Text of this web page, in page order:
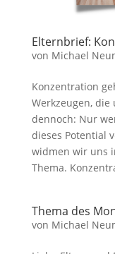
Elternbrief:
von Michael
Konzentration
Werkzeugen,
dennoch: Nur
dieses Potential
widmen wir uns
Thema.
Thema des
von Michael